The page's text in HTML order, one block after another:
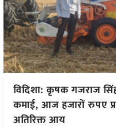
विदिशा: कृषक गजराज
कमाई, आज हजारों रुपए
अतिरिक्त आय